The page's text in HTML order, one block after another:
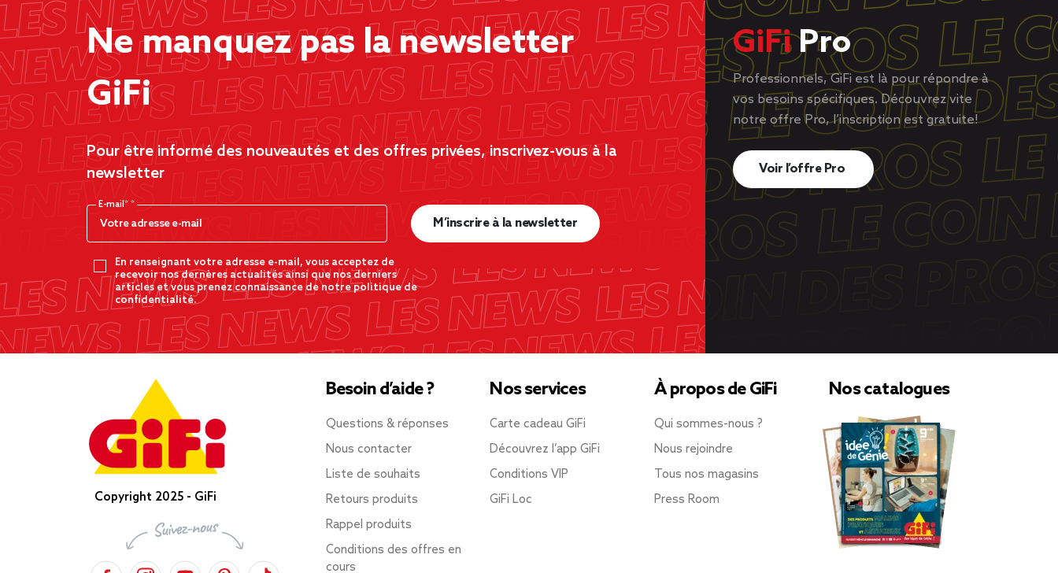
Ne manquez pas la newsletter
GiFi
Pour être informé des nouveautés et des offres privées, inscrivez-vous à la
newsletter
E-mail*
En renseignant votre adresse e-mail, vous acceptez de
recevoir nos dernères actualités ainsi que nos derniers
articles et vous prenez connaissance de notre politique de
confidentialité.
M’inscrire à la newsletter
GiFiPro
Professionnels, GiFi est là pour répondre à
vos besoins spécifiques. Découvrez vite
notre offre Pro, l’inscription est gratuite!
Voir l’offre Pro
Copyright 2025 - GiFi
Besoin d’aide ?
Questions & réponses
Nous contacter
Liste de souhaits
Retours produits
Rappel produits
Conditions des offres en
cours
Nos services
Carte cadeau GiFi
Découvrez l’app GiFi
Conditions VIP
GiFi Loc
À propos de GiFi
Qui sommes-nous ?
Nous rejoindre
Tous nos magasins
Press Room
Nos catalogues